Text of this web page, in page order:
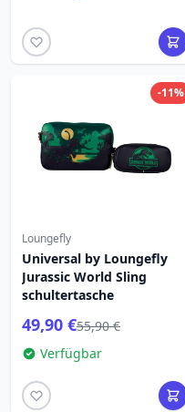
-11%
Loungefly
Universal by Loungefly
Jurassic World Sling
schultertasche
49,90 €55,90 €
Verfügbar